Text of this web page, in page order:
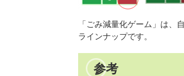
「ごみ減量化ゲーム」は、
ラインナップです。​
参考